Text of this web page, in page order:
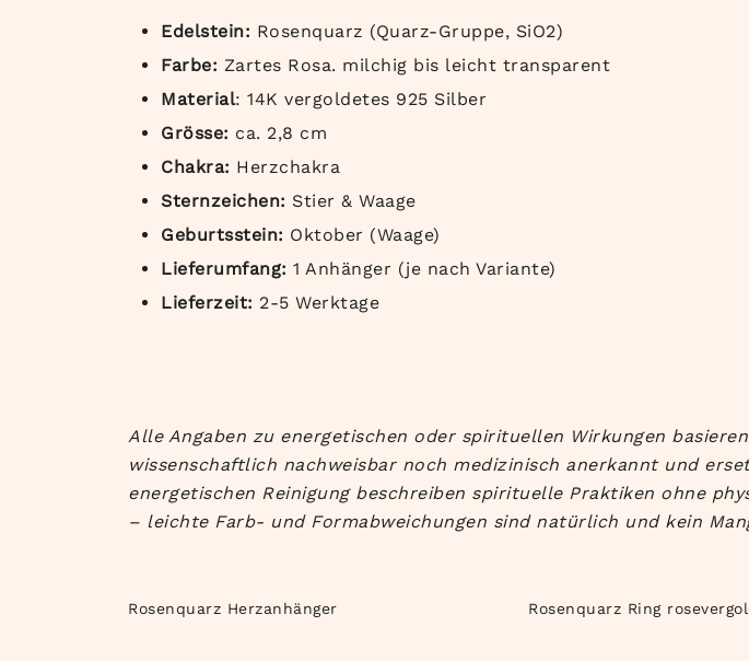
Edelstein: Rosenquarz (Quarz-Gruppe, SiO2)
Farbe: Zartes Rosa. milchig bis leicht transparent
Material: 14K vergoldetes 925 Silber
Grösse: ca. 2,8 cm
Chakra: Herzchakra
Sternzeichen: Stier & Waage
Geburtsstein: Oktober (Waage)
Lieferumfang: 1 Anhänger (je nach Variante)
Lieferzeit: 2-5 Werktage
Alle Angaben zu energetischen oder spirituellen Wirkungen
wissenschaftlich nachweisbar noch medizinisch anerkannt und
energetischen Reinigung beschreiben spirituelle Praktiken ohne
– leichte Farb- und Formabweichungen sind natürlich und kein
Rosenquarz Herzanhänger Rosenquarz Ring